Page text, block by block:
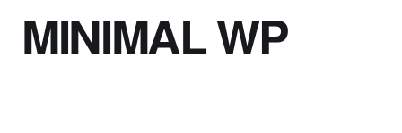
MINIMAL WP